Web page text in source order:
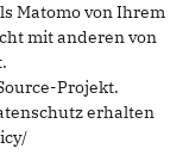
Matomo von Ihrem
mit anderen von
Projekt.
erhalten